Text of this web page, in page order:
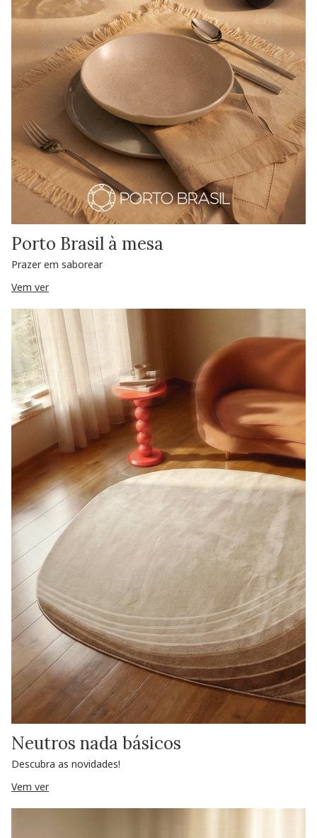
Porto Brasil à mesa
Prazer em saborear
Vem ver
Neutros nada básicos
Descubra as novidades!
Vem ver